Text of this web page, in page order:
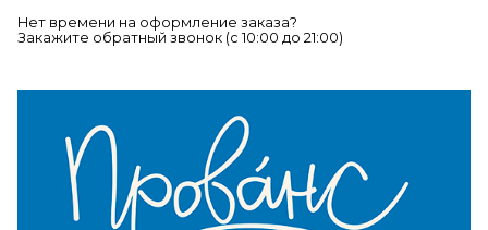
Нет времени на оформление заказа?
Закажите обратный звонок (c 10:00 до 21:00)